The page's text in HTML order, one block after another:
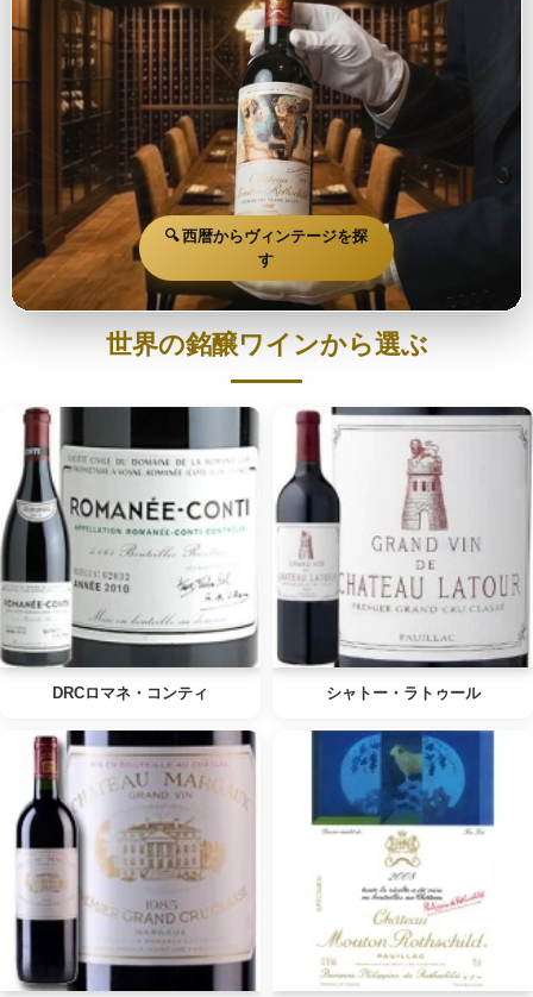
🔍 西暦からヴィンテージを探
す
世界の銘醸ワインから選ぶ
DRCロマネ・コンティ シャトー・ラトゥール